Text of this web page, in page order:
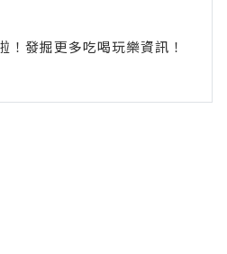
發掘更多吃喝玩樂資訊！